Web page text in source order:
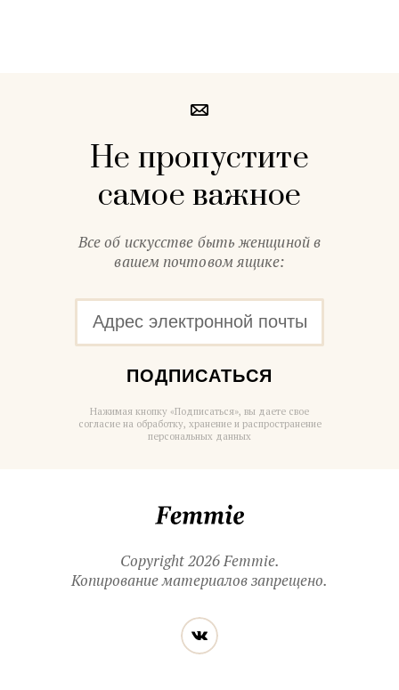
Не пропустите
самое важное
Все об искусстве быть женщиной в
вашем почтовом ящике:
ПОДПИСАТЬСЯ
Нажимая кнопку «Подписаться», вы даете свое
согласие на обработку, хранение и распространение
персональных данных
Copyright 2026 Femmie.
Копирование материалов запрещено.
Читайте
нас
в социальных